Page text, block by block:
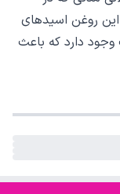
این روغن اسیدهای
وجود دارد که باعث